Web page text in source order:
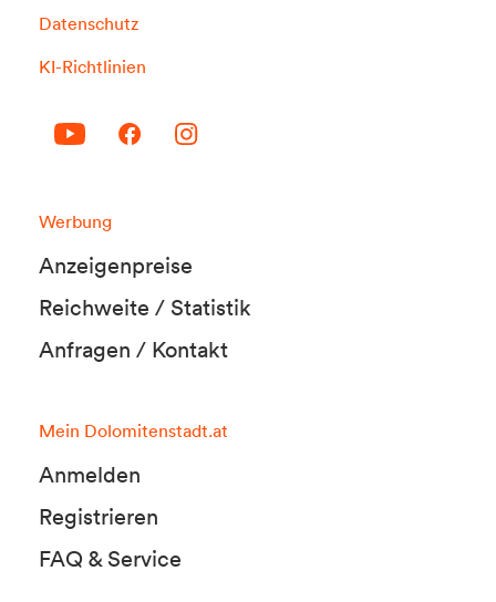
Datenschutz
KI-Richtlinien
Werbung
Anzeigenpreise
Reichweite / Statistik
Anfragen / Kontakt
Mein Dolomitenstadt.at
Anmelden
Registrieren
FAQ & Service